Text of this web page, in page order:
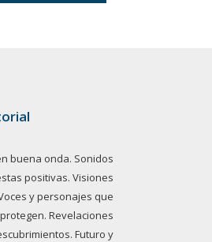
buena onda. Sonidos
positivas. Visiones
y personajes que
Revelaciones
Futuro y